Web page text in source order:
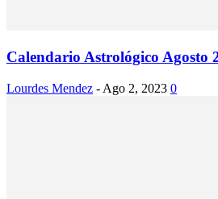
Calendario Astrológico Agosto
Lourdes Mendez - Ago 2, 2023 0